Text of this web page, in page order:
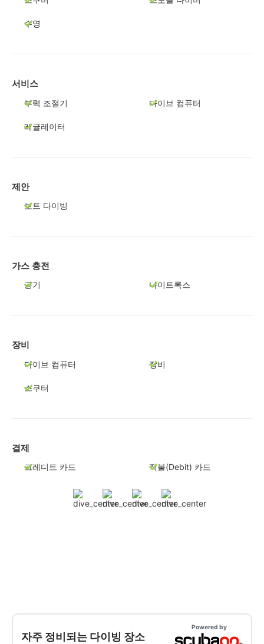
수영
서비스
부력 조절기 다이브 컴퓨터
레귤레이터
제안
보트 다이빙
가스 충전
공기 나이트록스
장비
다이브 컴퓨터 장비
스쿠터
결제
크레디트 카드 직불(Debit) 카드
자주 정비되는 다이빙 장소
Powered by